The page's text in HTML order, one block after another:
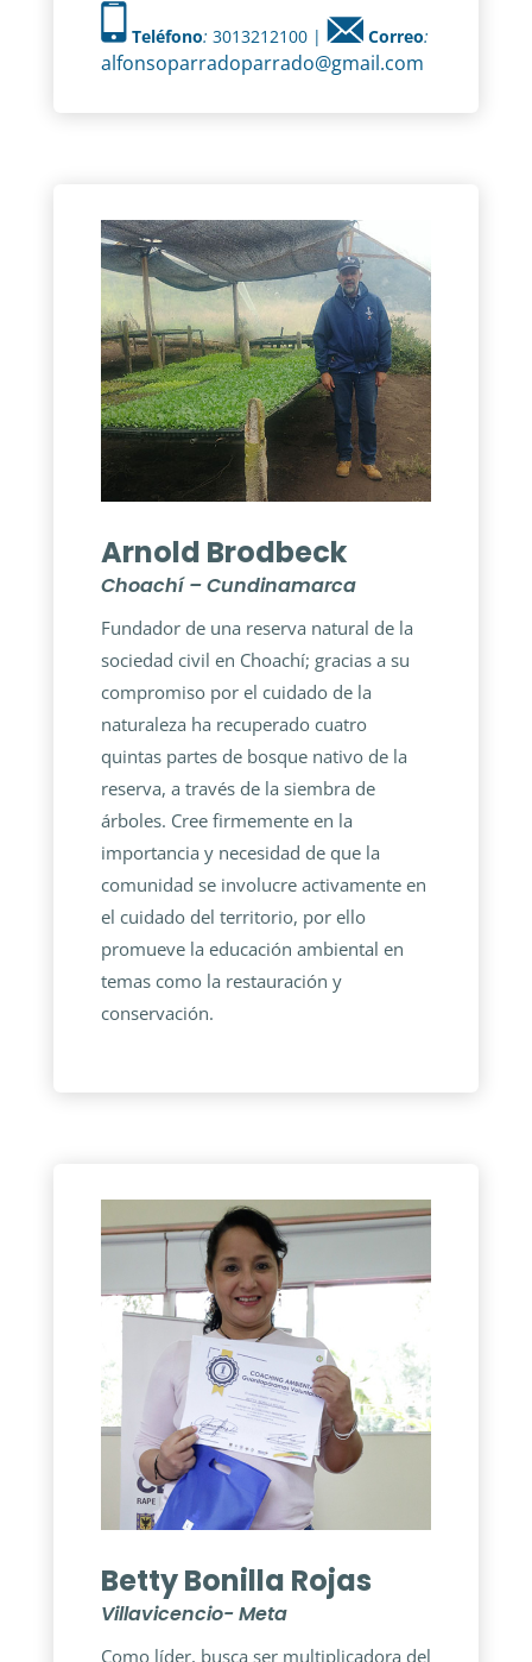
Teléfono: 3013212100 | Correo:
alfonsoparradoparrado@gmail.com
Arnold Brodbeck
Choachí – Cundinamarca
Fundador de una reserva natural de la
sociedad civil en Choachí; gracias a su
compromiso por el cuidado de la
naturaleza ha recuperado cuatro
quintas partes de bosque nativo de la
reserva, a través de la siembra de
árboles. Cree firmemente en la
importancia y necesidad de que la
comunidad se involucre activamente en
el cuidado del territorio, por ello
promueve la educación ambiental en
temas como la restauración y
conservación.
Betty Bonilla Rojas
Villavicencio- Meta
Como líder, busca ser multiplicadora del